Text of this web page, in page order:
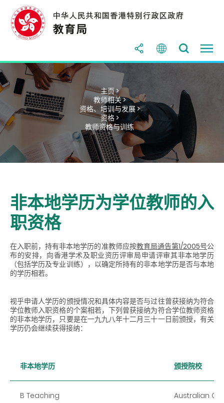
主页 >
教师相关 >
资格、培训与发展 >
资格 >
教师资格与训练
非本地学历为学位教师的入
职资格
在入职前，持有非本地学历的准教师应按教育局通告第1/2005号公
布的安排，向香港学术及职业资历评审局申请评审其非本地学历
（包括学历及专业训练），以确定所持有的非本地学历是否与本地
的学历相若。
视乎申请人学历的颁授情况和具体内容是否与过往曾获接纳为符合
学位教师入职资格的个案相若，下列曾获接纳为符合学位教师资格
的非本地学历，只要是在一九九八年十二月三十一日前颁授，有关
学历仍会继续获得接纳：
非本地学历 颁授院校
B Teaching Australian